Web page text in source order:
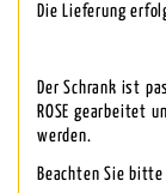
Die Lieferung
Der Schrank ist
ROSE gearbeitet
werden.
Beachten Sie